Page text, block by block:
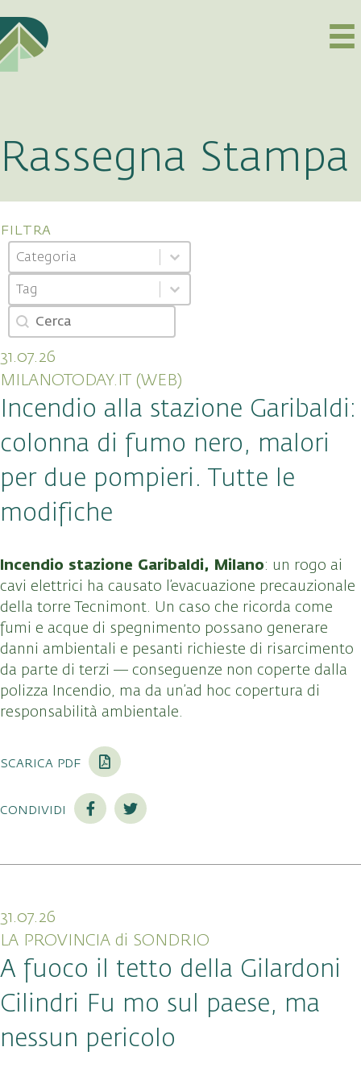
Rassegna Stampa
filtra
Categoria
Select content
Select content
Tag
Select content
Select content
Cerca
Search content
31.07.26
MILANOTODAY.IT (WEB)
Incendio alla stazione Garibaldi:
colonna di fumo nero, malori
per due pompieri. Tutte le
modifiche
Incendio stazione Garibaldi, Milano: un rogo ai
cavi elettrici ha causato l’evacuazione precauzionale
della torre Tecnimont. Un caso che ricorda come
fumi e acque di spegnimento possano generare
danni ambientali e pesanti richieste di risarcimento
da parte di terzi — conseguenze non coperte dalla
polizza Incendio, ma da un’ad hoc copertura di
responsabilità ambientale.
scarica pdf
condividi
31.07.26
LA PROVINCIA di SONDRIO
A fuoco il tetto della Gilardoni
Cilindri Fu mo sul paese, ma
nessun pericolo